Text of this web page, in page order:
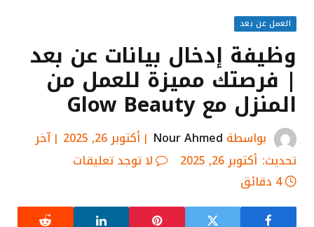
العمل عن بعد
وظيفة إدخال بيانات عن بعد
| فرصتك مميزة للعمل من
المنزل مع Glow Beauty
بواسطة Nour Ahmed أكتوبر 26, 2025
آخر
تحديث: أكتوبر 26, 2025
لا توجد تعليقات
4 دقائق